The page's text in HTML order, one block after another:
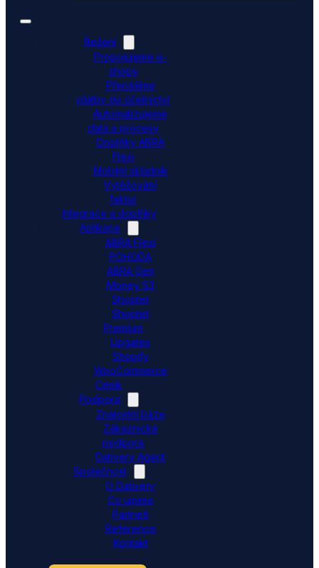
Řešení
Propojujeme e-
shopy
Přenášíme
platby do účetnictví
Automatizujeme
data a procesy
Doplňky ABRA
Flexi
Mobilní skladník
Vytěžování
faktur
Integrace a doplňky
Aplikace
ABRA Flexi
POHODA
ABRA Gen
Money S3
Shoptet
Shoptet
Premium
Upgates
Shopify
WooCommerce
Ceník
Podpora
Znalostní báze
Zákaznická
podpora
Dativery Agent
Společnost
O Dativery
Co umíme
Partneři
Reference
Kontakt